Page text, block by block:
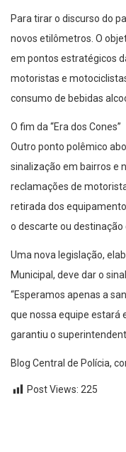
Para tirar o discurso do
novos etilômetros. O
em pontos estratégicos
motoristas e
consumo de bebidas
O fim da “Era dos Cones”
Outro ponto polêmico
sinalização em bairros e
reclamações de
retirada dos
o descarte ou
Uma nova legislação,
Municipal, deve dar o
“Esperamos apenas a
que nossa equipe estará
garantiu o
Blog Central de Polícia,
Post Views: 225